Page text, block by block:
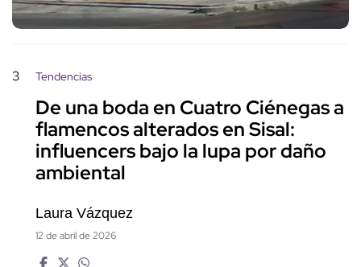
3 Tendencias
De una boda en Cuatro Ciénegas a
flamencos alterados en Sisal:
influencers bajo la lupa por daño
ambiental
Laura Vázquez
12 de abril de 2026